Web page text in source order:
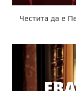
Честита да е